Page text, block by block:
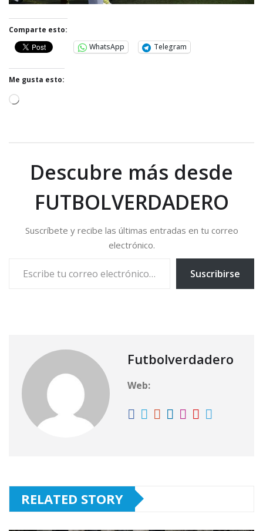
Comparte esto:
WhatsApp
Telegram
Me gusta esto:
C
Descubre más desde
FUTBOLVERDADERO
Suscríbete y recibe las últimas entradas en tu correo
electrónico.
Suscribirse
Futbolverdadero
Web:
RELATED STORY